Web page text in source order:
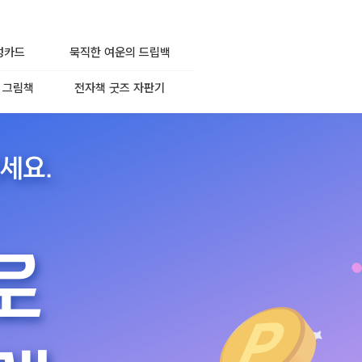
카드 묵직한 여운의 드립백
림책 전자책 굿즈 자판기
요.